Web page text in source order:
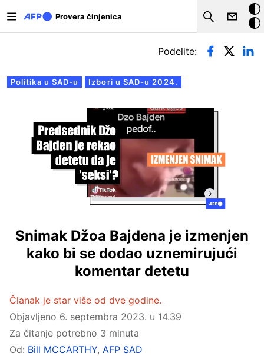
Provera činjenica
Search
Примарни табови
Politika u SAD-u Izbori u SAD-u 2024.
Podelite:
Snimak Džoa Bajdena je izmenjen
kako bi se dodao uznemirujući
komentar detetu
Članak je star više od dve godine.
Objavljeno 6. septembra 2023. u 14.39
Za čitanje potrebno 3 minuta
Od: Bill MCCARTHY, AFP SAD